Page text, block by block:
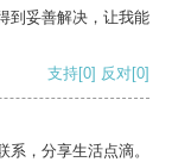
到妥善解决，让我能
支持[0] 反对[0]
，分享生活点滴。